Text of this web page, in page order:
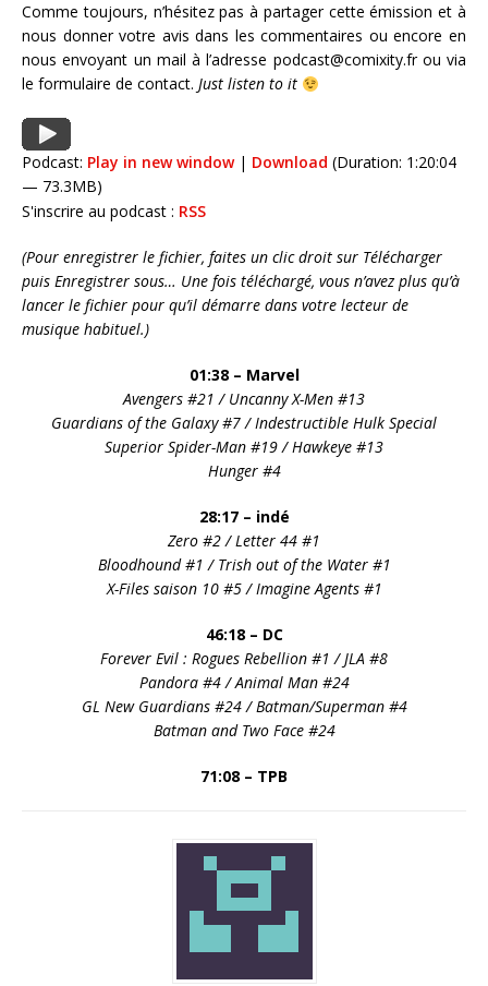
Comme toujours, n’hésitez pas à partager cette émission et à
nous donner votre avis dans les commentaires ou encore en
nous envoyant un mail à l’adresse podcast@comixity.fr ou via
le formulaire de contact. Just listen to it
Podcast: Play in new window| Download (Duration: 1:20:04
— 73.3MB)
S'inscrire au podcast : RSS
(Pour enregistrer le fichier, faites un clic droit sur Télécharger
puis Enregistrer sous… Une fois téléchargé, vous n’avez plus qu’à
lancer le fichier pour qu’il démarre dans votre lecteur de
musique habituel.)
01:38 – Marvel
Avengers #21 / Uncanny X-Men #13
Guardians of the Galaxy #7 / Indestructible Hulk Special
Superior Spider-Man #19 / Hawkeye #13
Hunger #4
28:17 – indé
Zero #2 / Letter 44 #1
Bloodhound #1 / Trish out of the Water #1
X-Files saison 10 #5 /Imagine Agents#1
46:18 – DC
Forever Evil : Rogues Rebellion #1 / JLA #8
Pandora #4 / Animal Man #24
GL New Guardians #24 / Batman/Superman #4
Batman and Two Face #24
71:08 – TPB